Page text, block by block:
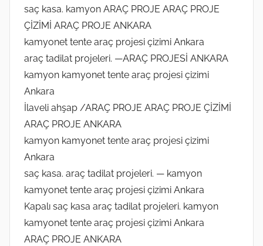
saç kasa. kamyon ARAÇ PROJE ARAÇ PROJE
ÇİZİMİ ARAÇ PROJE ANKARA
kamyonet tente araç projesi çizimi Ankara
araç tadilat projeleri. —ARAÇ PROJESİ ANKARA
kamyon kamyonet tente araç projesi çizimi
Ankara
İlaveli ahşap /ARAÇ PROJE ARAÇ PROJE ÇİZİMİ
ARAÇ PROJE ANKARA
kamyon kamyonet tente araç projesi çizimi
Ankara
saç kasa. araç tadilat projeleri. — kamyon
kamyonet tente araç projesi çizimi Ankara
Kapalı saç kasa araç tadilat projeleri. kamyon
kamyonet tente araç projesi çizimi Ankara
ARAÇ PROJE ANKARA